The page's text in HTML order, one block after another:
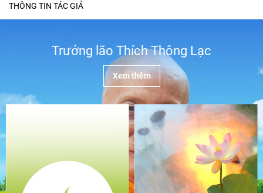
THÔNG TIN TÁC GIẢ
Trưởng lão Thích Thông Lạc
Xem thêm